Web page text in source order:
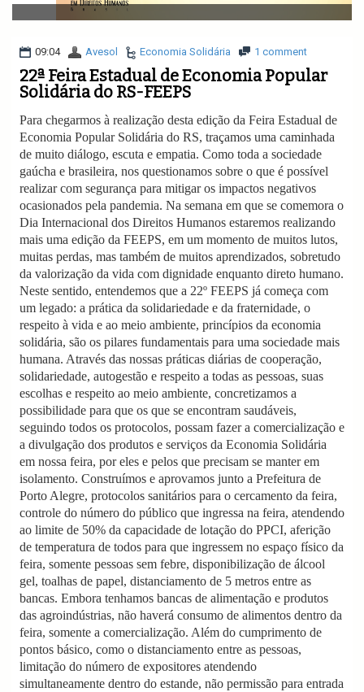
v
i
a
i
o
09:04 Avesol Economia Solidária 1 comment
22ª Feira Estadual de Economia Popular
Solidária do RS-FEEPS
Para chegarmos à realização desta edição da Feira Estadual de
Economia Popular Solidária do RS, traçamos uma caminhada
de muito diálogo, escuta e empatia. Como toda a sociedade
gaúcha e brasileira, nos questionamos sobre o que é possível
realizar com segurança para mitigar os impactos negativos
ocasionados pela pandemia. Na semana em que se comemora o
Dia Internacional dos Direitos Humanos estaremos realizando
mais uma edição da FEEPS, em um momento de muitos lutos,
muitas perdas, mas também de muitos aprendizados, sobretudo
da valorização da vida com dignidade enquanto direto humano.
Neste sentido, entendemos que a 22º FEEPS já começa com
um legado: a prática da solidariedade e da fraternidade, o
respeito à vida e ao meio ambiente, princípios da economia
solidária, são os pilares fundamentais para uma sociedade mais
humana. Através das nossas práticas diárias de cooperação,
solidariedade, autogestão e respeito a todas as pessoas, suas
escolhas e respeito ao meio ambiente, concretizamos a
possibilidade para que os que se encontram saudáveis,
seguindo todos os protocolos, possam fazer a comercialização e
a divulgação dos produtos e serviços da Economia Solidária
em nossa feira, por eles e pelos que precisam se manter em
isolamento. Construímos e aprovamos junto a Prefeitura de
Porto Alegre, protocolos sanitários para o cercamento da feira,
controle do número do público que ingressa na feira, atendendo
ao limite de 50% da capacidade de lotação do PPCI, aferição
de temperatura de todos para que ingressem no espaço físico da
feira, somente pessoas sem febre, disponibilização de álcool
gel, toalhas de papel, distanciamento de 5 metros entre as
bancas. Embora tenhamos bancas de alimentação e produtos
das agroindústrias, não haverá consumo de alimentos dentro da
feira, somente a comercialização. Além do cumprimento de
pontos básico, como o distanciamento entre as pessoas,
limitação do número de expositores atendendo
simultaneamente dentro do estande, não permissão para entrada